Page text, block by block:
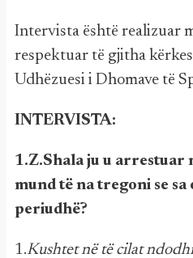
Intervista është realizuar
respektuar të gjitha
Udhëzuesi i Dhomave të
INTERVISTA:
1.Z.Shala ju u arrestuar
mund të na tregoni se
periudhë?
1.Kushtet në të cilat